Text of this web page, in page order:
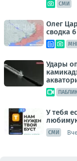
СМИ
Олег
сводка 6
Удары
У тебя
СМИ